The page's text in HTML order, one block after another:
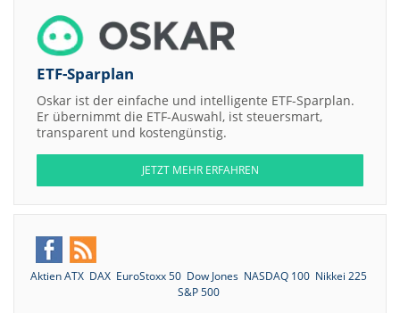
ETF-Sparplan
Oskar ist der einfache und intelligente ETF-Sparplan.
Er übernimmt die ETF-Auswahl, ist steuersmart,
transparent und kostengünstig.
JETZT MEHR ERFAHREN
Aktien ATX DAX EuroStoxx 50 Dow Jones NASDAQ 100 Nikkei 225
S&P 500